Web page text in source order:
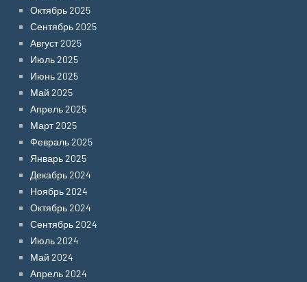
Октябрь 2025
Сентябрь 2025
Август 2025
Июль 2025
Июнь 2025
Май 2025
Апрель 2025
Март 2025
Февраль 2025
Январь 2025
Декабрь 2024
Ноябрь 2024
Октябрь 2024
Сентябрь 2024
Июль 2024
Май 2024
Апрель 2024